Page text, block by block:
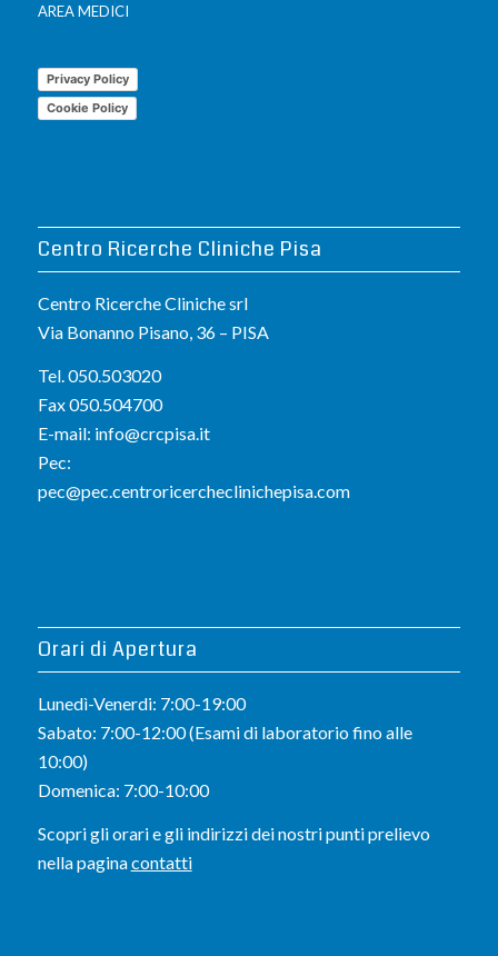
AREA MEDICI
Privacy Policy
Cookie Policy
Centro Ricerche Cliniche Pisa
Centro Ricerche Cliniche srl
Via Bonanno Pisano, 36 – PISA
Tel. 050.503020
Fax 050.504700
E-mail: info@crcpisa.it
Pec:
pec@pec.centroricercheclinichepisa.com
Orari di Apertura
Lunedì-Venerdi: 7:00-19:00
Sabato: 7:00-12:00 (Esami di laboratorio fino alle
10:00)
Domenica: 7:00-10:00
Scopri gli orari e gli indirizzi dei nostri punti prelievo
nella paginacontatti